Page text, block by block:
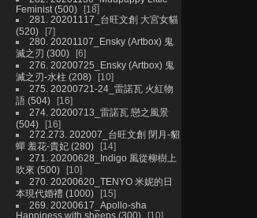
Feminist (500)
18
281. 20201117_台旺文創 大宮女貓
(520)
7
280. 20201107_Ensky (Artbox) 鬼
滅之刃 (300)
6
276. 20200725_Ensky (Artbox) 鬼
滅之刃-水柱 (208)
10
275. 20200721-24_雷諾瓦 火紅物
語 (504)
16
274. 20200713_雷諾瓦 戀之風景
(504)
16
272.273. 202007_台旺文創 閉月-貂
蟬 羞花-貴妃 (280)
14
271. 20200628_Indigo 風從柳樹上
吹來 (500)
10
270. 20200620_TENYO 米妮的日
本現代婚禮 (1000)
15
269. 20200617_Apollo-sha
Happiness with sheeps (300)
10